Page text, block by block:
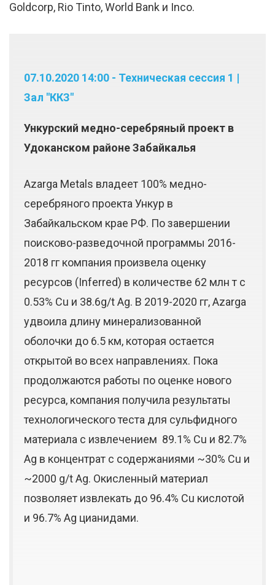
Goldcorp, Rio Tinto, World Bank и Inco.
07.10.2020 14:00 - Техническая сессия 1 |
Зал "ККЗ"
Ункурский медно-серебряный проект в
Удоканском районе Забайкалья
Azarga Metals владеет 100% медно-
серебряного проекта Ункур в
Забайкальском крае РФ. По завершении
поисково-разведочной программы 2016-
2018 гг компания произвела оценку
ресурсов (Inferred) в количестве 62 млн т с
0.53% Cu и 38.6g/t Ag. В 2019-2020 гг, Azarga
удвоила длину минерализованной
оболочки до 6.5 км, которая остается
открытой во всех направлениях. Пока
продолжаются работы по оценке нового
ресурса, компания получила результаты
технологического теста для сульфидного
материала с извлечением 89.1% Cu и 82.7%
Ag в концентрат с содержаниями ~30% Cu и
~2000 g/t Ag. Окисленный материал
позволяет извлекать до 96.4% Cu кислотой
и 96.7% Ag цианидами.